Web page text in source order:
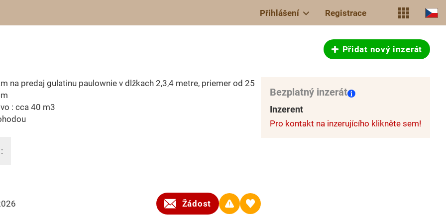
Přihlášení Registrace
Přidat nový inzerát
na predaj gulatinu paulownie v dlžkach 2,3,4 metre, priemer od 25
: cca 40 m3
Žádost
Bezplatný inzerát
Inzerent
Pro kontakt na inzerujícího klikněte sem!